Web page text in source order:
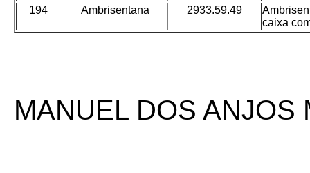
194
Ambrisentana 2933.59.49
caixa
MANUEL DOS ANJOS